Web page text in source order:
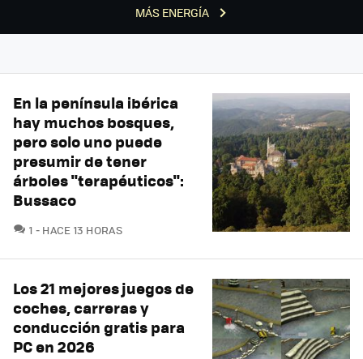
MÁS ENERGÍA
En la península ibérica
hay muchos bosques,
pero solo uno puede
presumir de tener
árboles "terapéuticos":
Bussaco
1 COMENTARIOS
HACE 13 HORAS
Los 21 mejores juegos de
coches, carreras y
conducción gratis para
PC en 2026